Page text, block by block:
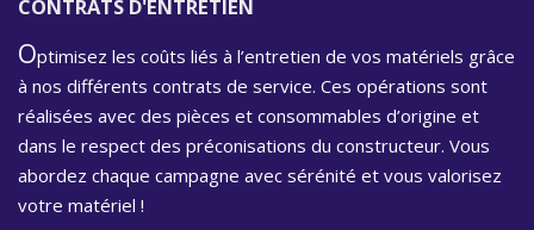
CONTRATS D'ENTRETIEN
Optimisez les coûts liés à l’entretien de vos matériels grâce
à nos différents contrats de service. Ces opérations sont
réalisées avec des pièces et consommables d’origine et
dans le respect des préconisations du constructeur. Vous
abordez chaque campagne avec sérénité et vous valorisez
votre matériel !